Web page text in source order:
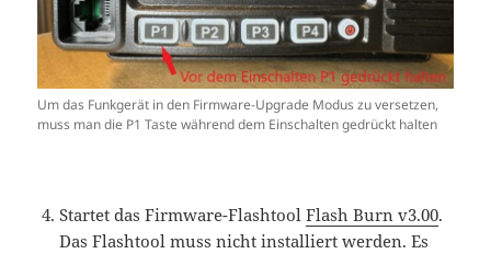
Um das Funkgerät in den Firmware-Upgrade Modus zu versetzen,
muss man die P1 Taste während dem Einschalten gedrückt halten
Startet das Firmware-FlashtoolFlash Burn v3.00.
Das Flashtool muss nicht installiert werden. Es